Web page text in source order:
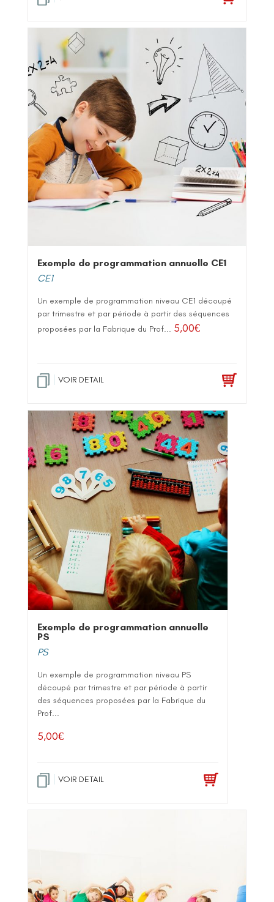
Exemple de programmation annuelle CE1
CE1
Un exemple de programmation niveau CE1 découpé
par trimestre et par période à partir des séquences
proposées par la Fabrique du Prof... 5,00€
VOIR DETAIL
Exemple de programmation annuelle
PS
PS
Un exemple de programmation niveau PS
découpé par trimestre et par période à partir
des séquences proposées par la Fabrique du
Prof...
5,00€
VOIR DETAIL